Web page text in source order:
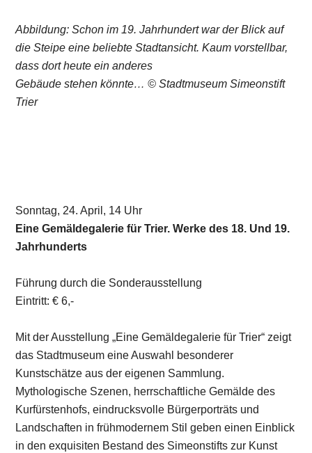
Abbildung: Schon im 19. Jahrhundert war der Blick auf
die Steipe eine beliebte Stadtansicht. Kaum vorstellbar,
dass dort heute ein anderes
Gebäude stehen könnte… © Stadtmuseum Simeonstift
Trier
Sonntag, 24. April, 14 Uhr
Eine Gemäldegalerie für Trier. Werke des 18. Und 19.
Jahrhunderts
Führung durch die Sonderausstellung
Eintritt: € 6,-
Mit der Ausstellung „Eine Gemäldegalerie für Trier“ zeigt
das Stadtmuseum eine Auswahl besonderer
Kunstschätze aus der eigenen Sammlung.
Mythologische Szenen, herrschaftliche Gemälde des
Kurfürstenhofs, eindrucksvolle Bürgerporträts und
Landschaften in frühmodernem Stil geben einen Einblick
in den exquisiten Bestand des Simeonstifts zur Kunst